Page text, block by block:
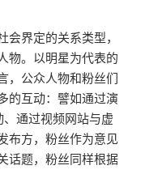
界定的关系类型，
物。以明星为代表的
，公众人物和粉丝们
的互动：譬如通过演
通过视频网站与虚
布方，粉丝作为意见
话题，粉丝同样根据